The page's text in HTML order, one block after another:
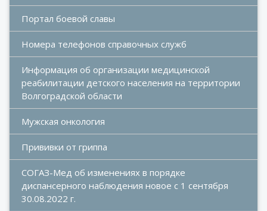
Портал боевой славы
Номера телефонов справочных служб
Информация об организации медицинской
реабилитации детского населения на территории
Волгоградской области
Мужская онкология
Прививки от гриппа
СОГАЗ-Мед об изменениях в порядке
диспансерного наблюдения новое с 1 сентября
30.08.2022 г.